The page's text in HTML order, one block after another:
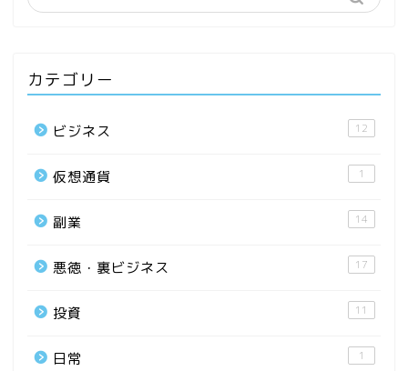
カテゴリー
ビジネス 12
仮想通貨 1
副業 14
悪徳・裏ビジネス 17
投資 11
日常 1